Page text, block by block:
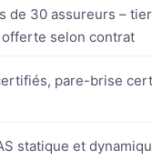
de 30 assureurs –
selon contrat
pare-brise
statique et